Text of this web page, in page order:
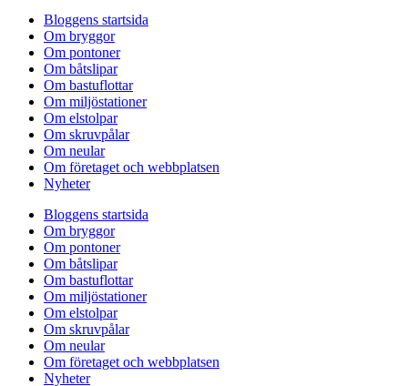
Bloggens startsida
Om bryggor
Om pontoner
Om båtslipar
Om bastuflottar
Om miljöstationer
Om elstolpar
Om skruvpålar
Om neular
Om företaget och webbplatsen
Nyheter
Bloggens startsida
Om bryggor
Om pontoner
Om båtslipar
Om bastuflottar
Om miljöstationer
Om elstolpar
Om skruvpålar
Om neular
Om företaget och webbplatsen
Nyheter